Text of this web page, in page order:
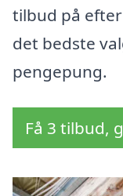
tilbud på
det bedste
pengepung.
Få 3 tilbud,